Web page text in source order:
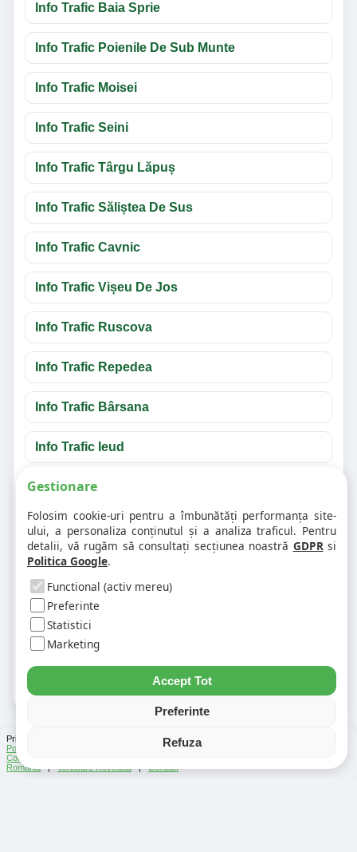
Info Trafic Baia Sprie
Info Trafic Poienile De Sub Munte
Info Trafic Moisei
Info Trafic Seini
Info Trafic Târgu Lăpuș
Info Trafic Săliștea De Sus
Info Trafic Cavnic
Info Trafic Vișeu De Jos
Info Trafic Ruscova
Info Trafic Repedea
Info Trafic Bârsana
Info Trafic Ieud
Maramureș
❓ Unde văd accidentele din Maramureș?
❓ Cum verific traficul pe un anumit drum?
❓ De ce apar unele evenimente în mai multe
Prin folosirea Chat-ului Privabon, intelegem ca esti de acord cu
Politica de confidentialitate
TestelefacuteCe urmeaza
Cod Postal
România|Verificare Rovinieta|Contact
Gestionare
Folosim cookie-uri pentru a îmbunătăți performanța site-
ului, a personaliza conținutul și a analiza traficul. Pentru
detalii, vă rugăm să consultați secțiunea noastră GDPRsi
Politica Google.
Functional (activ mereu)
Preferinte
Statistici
Marketing
Accept Tot
Preferinte
Refuza